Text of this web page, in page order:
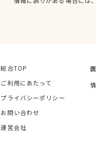
総合TOP
ご利用にあたって
プライバシーポリシー
お問い合わせ
運営会社